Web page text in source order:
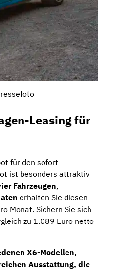
Leasing für
für den sofort
ist besonders attraktiv
Fahrzeugen,
erhalten Sie diesen
Monat. Sichern Sie sich
zu 1.089 Euro netto
X6-Modellen,
Ausstattung, die